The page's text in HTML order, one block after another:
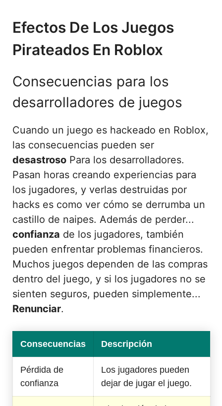
Efectos De Los Juegos
Pirateados En Roblox
Consecuencias para los
desarrolladores de juegos
Cuando un juego es hackeado en Roblox,
las consecuencias pueden ser
desastroso Para los desarrolladores.
Pasan horas creando experiencias para
los jugadores, y verlas destruidas por
hacks es como ver cómo se derrumba un
castillo de naipes. Además de perder...
confianza de los jugadores, también
pueden enfrentar problemas financieros.
Muchos juegos dependen de las compras
dentro del juego, y si los jugadores no se
sienten seguros, pueden simplemente...
Renunciar.
Consecuencias Descripción
Pérdida de
confianza
Los jugadores pueden
dejar de jugar el juego.